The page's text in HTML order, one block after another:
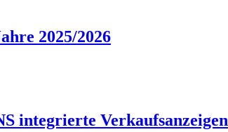
2025/2026
integrierte Verkaufsanzeigen